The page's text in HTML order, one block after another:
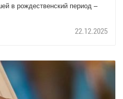
в рождественский период –
22.12.2025